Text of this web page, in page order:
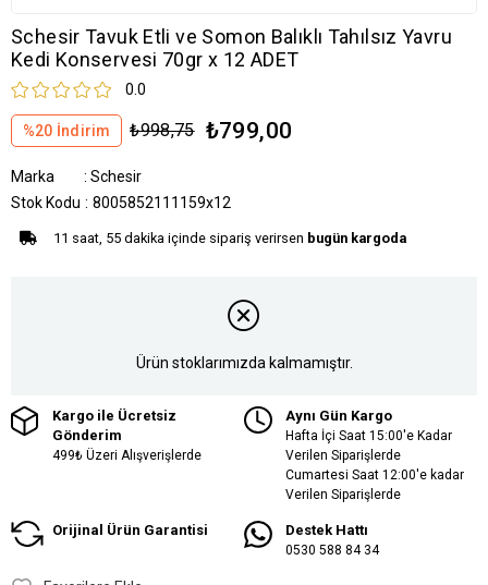
Schesir Tavuk Etli ve Somon Balıklı Tahılsız Yavru
Kedi Konservesi 70gr x 12 ADET
0.0
%20 İndirim ₺998,75 ₺799,00
Marka : Schesir
Stok Kodu
8005852111159x12
11 saat, 55 dakika içinde sipariş verirsen bugün kargoda
Ürün stoklarımızda kalmamıştır.
Kargo ile Ücretsiz
Gönderim
499₺ Üzeri Alışverişlerde
Aynı Gün Kargo
Hafta İçi Saat 15:00'e Kadar
Verilen Siparişlerde
Cumartesi Saat 12:00'e kadar
Verilen Siparişlerde
Orijinal Ürün Garantisi Destek Hattı
0530 588 84 34